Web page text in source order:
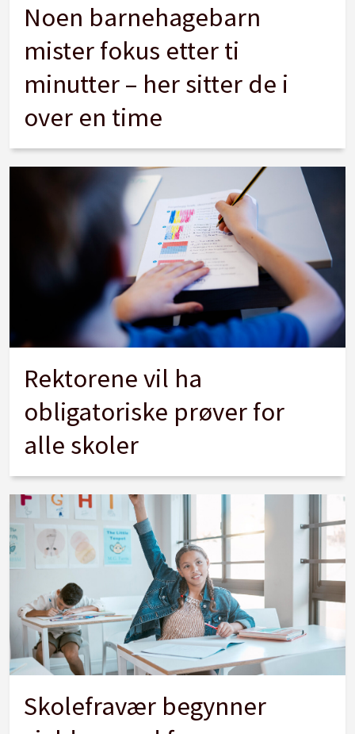
Noen barnehagebarn
mister fokus etter ti
minutter – her sitter de i
over en time
Rektorene vil ha
obligatoriske prøver for
alle skoler
Skolefravær begynner